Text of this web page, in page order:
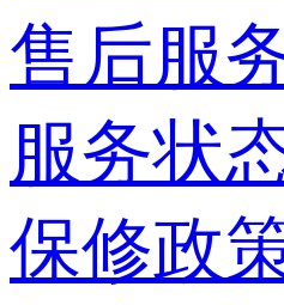
售后服
服务状
保修政